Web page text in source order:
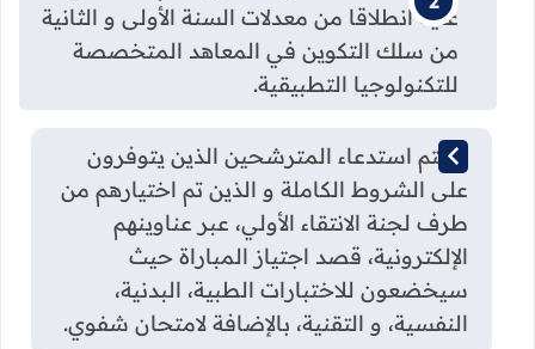
عليه انطلاقا من معدلات السنة الأولى و الثانية
من سلك التكوين في المعاهد المتخصصة
للتكنولوجيا التطبيقية.
سيتم استدعاء المترشحين الذين يتوفرون
على الشروط الكاملة و الذين تم اختيارهم من
طرف لجنة الانتقاء الأولي، عبر عناوينهم
الإلكترونية، قصد اجتياز المباراة حيث
سيخضعون للاختبارات الطبية، البدنية،
النفسية، و التقنية، بالإضافة لامتحان شفوي.